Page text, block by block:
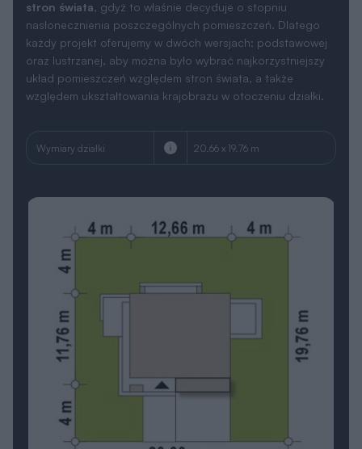
stron świata, gdyż to właśnie decyduje o stopniu
nasłonecznienia poszczególnych pomieszczeń. Dlatego
każdy projekt oferujemy w dwóch wersjach: podstawowej
oraz lustrzanej, aby można było wybrać najkorzystniejszy
układ pomieszczeń względem stron świata, a także
względem ukształtowania krajobrazu w otoczeniu działki.
Wymiary działki 20.66 x 19.76 m